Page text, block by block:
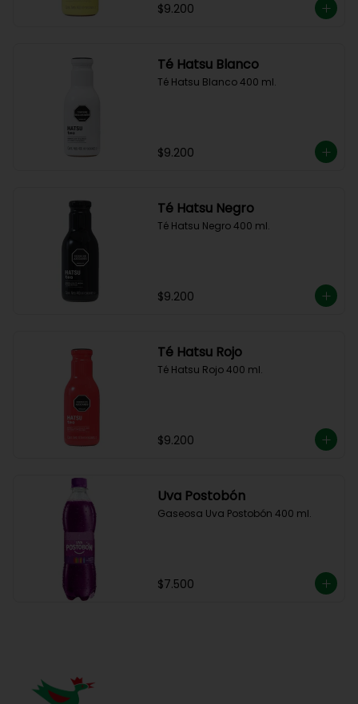
$9.200
Té Hatsu Blanco
Té Hatsu Blanco 400 ml.
$9.200
Té Hatsu Negro
Té Hatsu Negro 400 ml.
$9.200
Té Hatsu Rojo
Té Hatsu Rojo 400 ml.
$9.200
Uva Postobón
Gaseosa Uva Postobón 400 ml.
$7.500